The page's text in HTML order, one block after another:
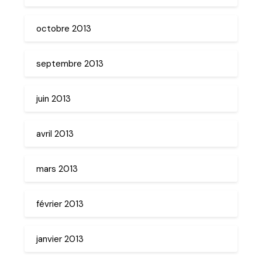
octobre 2013
septembre 2013
juin 2013
avril 2013
mars 2013
février 2013
janvier 2013